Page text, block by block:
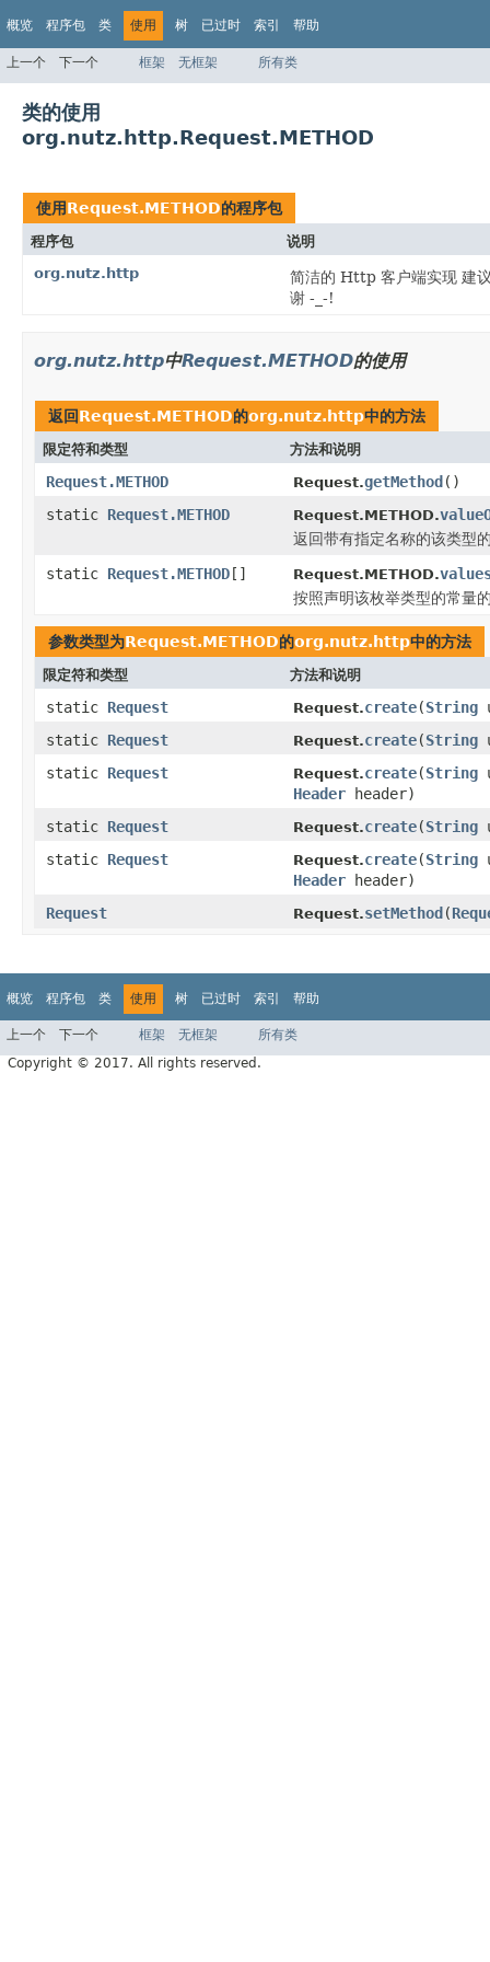
概览 程序包 类 使用 树 已过时 索引 帮助
上一个 下一个 框架 无框架 所有类
类的使用
org.nutz.http.Request.METHOD
使用Request.METHOD的程序包
程序包
说明
org.nutz.http
简洁的 Http 客户端实现 建
谢 -_-!
org.nutz.http中Request.METHOD的使用
返回Request.METHOD的org.nutz.http中的方法
限定符和类型 方法和说明
Request.METHOD Request.getMethod()
static Request.METHOD Request.METHOD.
返回带有指定名称的该类型
static Request.METHOD[] Request.METHOD.
按照声明该枚举类型的常量
参数类型为Request.METHOD的org.nutz.http中的方法
限定符和类型 方法和说明
static Request Request.create(String
static Request Request.create(String
static Request Request.create(String
Header header)
static Request Request.create(String
static Request Request.create(String
Header header)
Request
Request.setMethod(
概览 程序包 类 使用 树 已过时 索引 帮助
上一个 下一个 框架 无框架
所有类
Copyright © 2017. All rights reserved.